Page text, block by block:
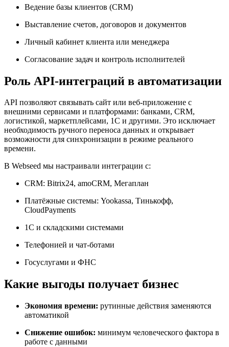
Ведение базы клиентов (CRM)
Выставление счетов, договоров и документов
Личный кабинет клиента или менеджера
Согласование задач и контроль исполнителей
Роль API-интеграций в автоматизации
API позволяют связывать сайт или веб-приложение с
внешними сервисами и платформами: банками, CRM,
логистикой, маркетплейсами, 1С и другими. Это исключает
необходимость ручного переноса данных и открывает
возможности для синхронизации в режиме реального
времени.
В Webseed мы настраивали интеграции с:
CRM: Bitrix24, amoCRM, Мегаплан
Платёжные системы: Yookassa, Тинькофф,
CloudPayments
1С и складскими системами
Телефонией и чат-ботами
Госуслугами и ФНС
Какие выгоды получает бизнес
Экономия времени: рутинные действия заменяются
автоматикой
Снижение ошибок: минимум человеческого фактора в
работе с данными